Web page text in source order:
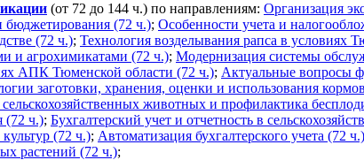
(от 72 до 144 ч.) по направлениям: Организация
бюджетирования (72 ч.); Особенности учета и
(72 ч.); Технология возделывания рапса в условиях
и агрохимикатами (72 ч.); Модернизация системы
АПК Тюменской области (72 ч.); Актуальные вопросы
заготовки, хранения, оценки и использования
животных и профилактика
(72 ч.); Бухгалтерский учет и отчетность в
(72 ч.); Автоматизация бухгалтерского учета (72 ч.)
растений (72 ч.);